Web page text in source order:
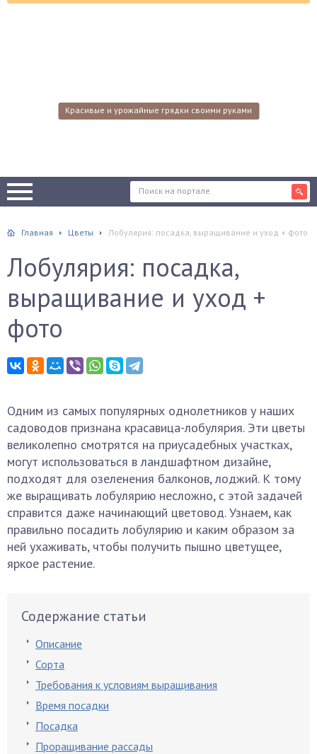
Красивые и урожайные грядки своими руками
Главная Цветы Лобулярия: посадка, выращивание и уход + фото
Лобулярия: посадка,
выращивание и уход +
фото
Одним из самых популярных однолетников у наших
садоводов признана красавица-лобулярия. Эти цветы
великолепно смотрятся на приусадебных участках,
могут использоваться в ландшафтном дизайне,
подходят для озеленения балконов, лоджий. К тому
же выращивать лобулярию несложно, с этой задачей
справится даже начинающий цветовод. Узнаем, как
правильно посадить лобулярию и каким образом за
ней ухаживать, чтобы получить пышно цветущее,
яркое растение.
Содержание статьи
Описание
Сорта
Требования к условиям выращивания
Время посадки
Посадка
Проращивание рассады